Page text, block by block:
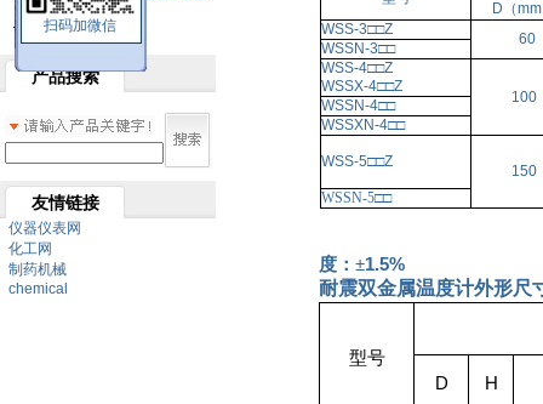
扫码加微信
双金属温度计
产品搜索
友情链接
仪器仪表网
化工网
制药机械
chemical
D（
WSS-3□□Z
60
WSSN-3□□
WSS-4□□Z
WSSX-4□□Z
100
WSSN-4□□
WSSXN-4□□
WSS-5□□Z
150
WSSN-5□□
度：±1.5%
耐震双金属温度计外形尺
型号
D
H